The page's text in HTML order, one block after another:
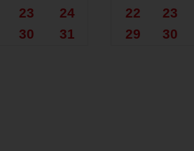
23
24
30 31
22
23
29
30